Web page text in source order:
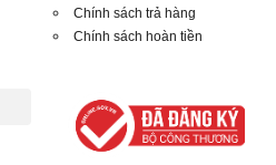
Chính sách trả hàng
Chính sách hoàn tiền